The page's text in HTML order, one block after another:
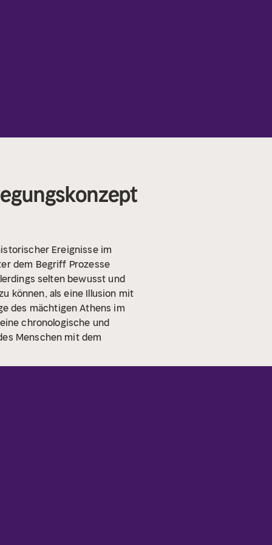
Ereignisse im
dem Begriff Prozesse
selten bewusst und
können, als eine Illusion mit
des mächtigen Athens im
chronologische und
Menschen mit dem